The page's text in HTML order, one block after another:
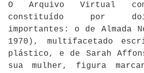
O Arquivo Virtual
constituído por
importantes: o de Almada
1970), multifacetado
plástico, e de Sarah
sua mulher, figura